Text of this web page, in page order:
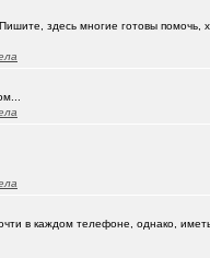
M..)
дома?
(Kesha_OG..) +4
здесь многие готовы помочь,
в каждом телефоне, однако,